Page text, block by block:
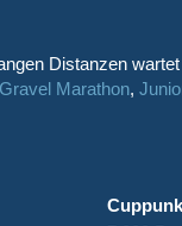
Distanzen
Gravel Marathon,